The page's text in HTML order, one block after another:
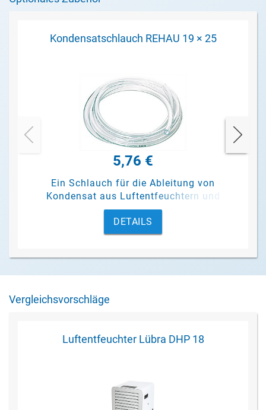
Kondensatschlauch REHAU 19 × 25
5,76 €
Ein Schlauch für die Ableitung von
Kondensat aus Luftentfeuchtern und
Pumpen.
DETAILS
Vergleichsvorschläge
Luftentfeuchter Lübra DHP 18